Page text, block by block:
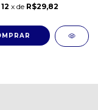
12 x de R$29,82